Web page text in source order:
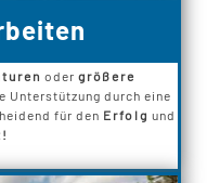
oder größere
Unterstützung durch eine
für den Erfolg und